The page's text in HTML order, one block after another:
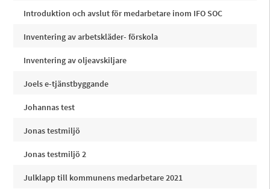
Introduktion och avslut för medarbetare inom IFO SOC
Inventering av arbetskläder- förskola
Inventering av oljeavskiljare
Joels e-tjänstbyggande
Johannas test
Jonas testmiljö
Jonas testmiljö 2
Julklapp till kommunens medarbetare 2021